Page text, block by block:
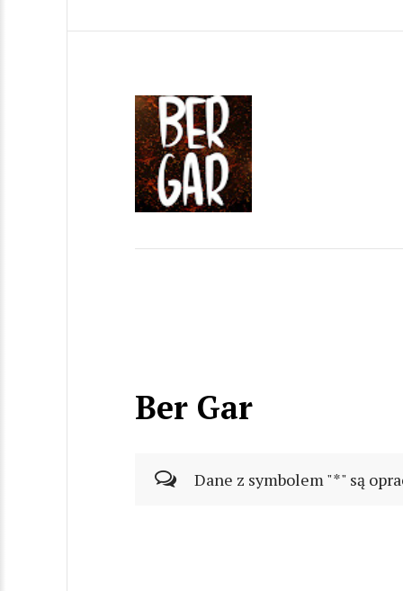
Ber Gar
Dane z symbolem "*" są